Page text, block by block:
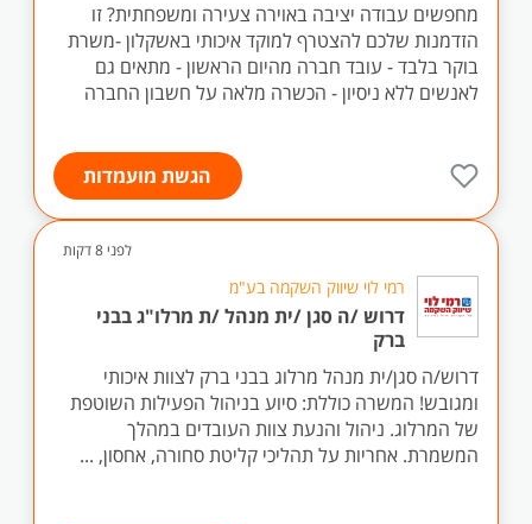
מחפשים עבודה יציבה באוירה צעירה ומשפחתית? זו
הזדמנות שלכם להצטרף למוקד איכותי באשקלון -משרת
בוקר בלבד - עובד חברה מהיום הראשון - מתאים גם
לאנשים ללא ניסיון - הכשרה מלאה על חשבון החברה
הגשת מועמדות
לפני 8 דקות
רמי לוי שיווק השקמה בע"מ
דרוש /ה סגן /ית מנהל /ת מרלו"ג בבני
ברק
דרוש/ה סגן/ית מנהל מרלוג בבני ברק לצוות איכותי
ומגובש! המשרה כוללת: סיוע בניהול הפעילות השוטפת
של המרלוג. ניהול והנעת צוות העובדים במהלך
המשמרת. אחריות על תהליכי קליטת סחורה, אחסון, ...